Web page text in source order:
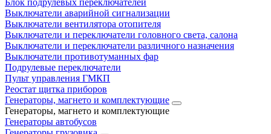
Блок подрулевых переключателей
Выключатели аварийной сигнализации
Выключатели вентилятора отопителя
Выключатели и переключатели головного света, салона
Выключатели и переключатели различного назначения
Выключатели противотуманных фар
Подрулевые переключатели
Пульт управления ГМКП
Реостат щитка приборов
Генераторы, магнето и комплектующие
Генераторы, магнето и комплектующие
Генераторы автобусов